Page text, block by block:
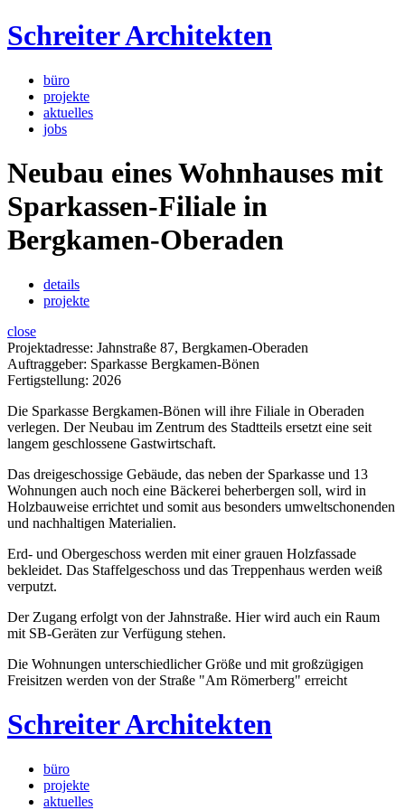
Schreiter Architekten
büro
projekte
aktuelles
jobs
Neubau eines Wohnhauses mit
Sparkassen-Filiale in
Bergkamen-Oberaden
details
projekte
close
Projektadresse: Jahnstraße 87, Bergkamen-Oberaden
Auftraggeber: Sparkasse Bergkamen-Bönen
Fertigstellung: 2026
Die Sparkasse Bergkamen-Bönen will ihre Filiale in Oberaden
verlegen. Der Neubau im Zentrum des Stadtteils ersetzt eine seit
langem geschlossene Gastwirtschaft.
Das dreigeschossige Gebäude, das neben der Sparkasse und 13
Wohnungen auch noch eine Bäckerei beherbergen soll, wird in
Holzbauweise errichtet und somit aus besonders umweltschonenden
und nachhaltigen Materialien.
Erd- und Obergeschoss werden mit einer grauen Holzfassade
bekleidet. Das Staffelgeschoss und das Treppenhaus werden weiß
verputzt.
Der Zugang erfolgt von der Jahnstraße. Hier wird auch ein Raum
mit SB-Geräten zur Verfügung stehen.
Die Wohnungen unterschiedlicher Größe und mit großzügigen
Freisitzen werden von der Straße "Am Römerberg" erreicht
Schreiter Architekten
büro
projekte
aktuelles